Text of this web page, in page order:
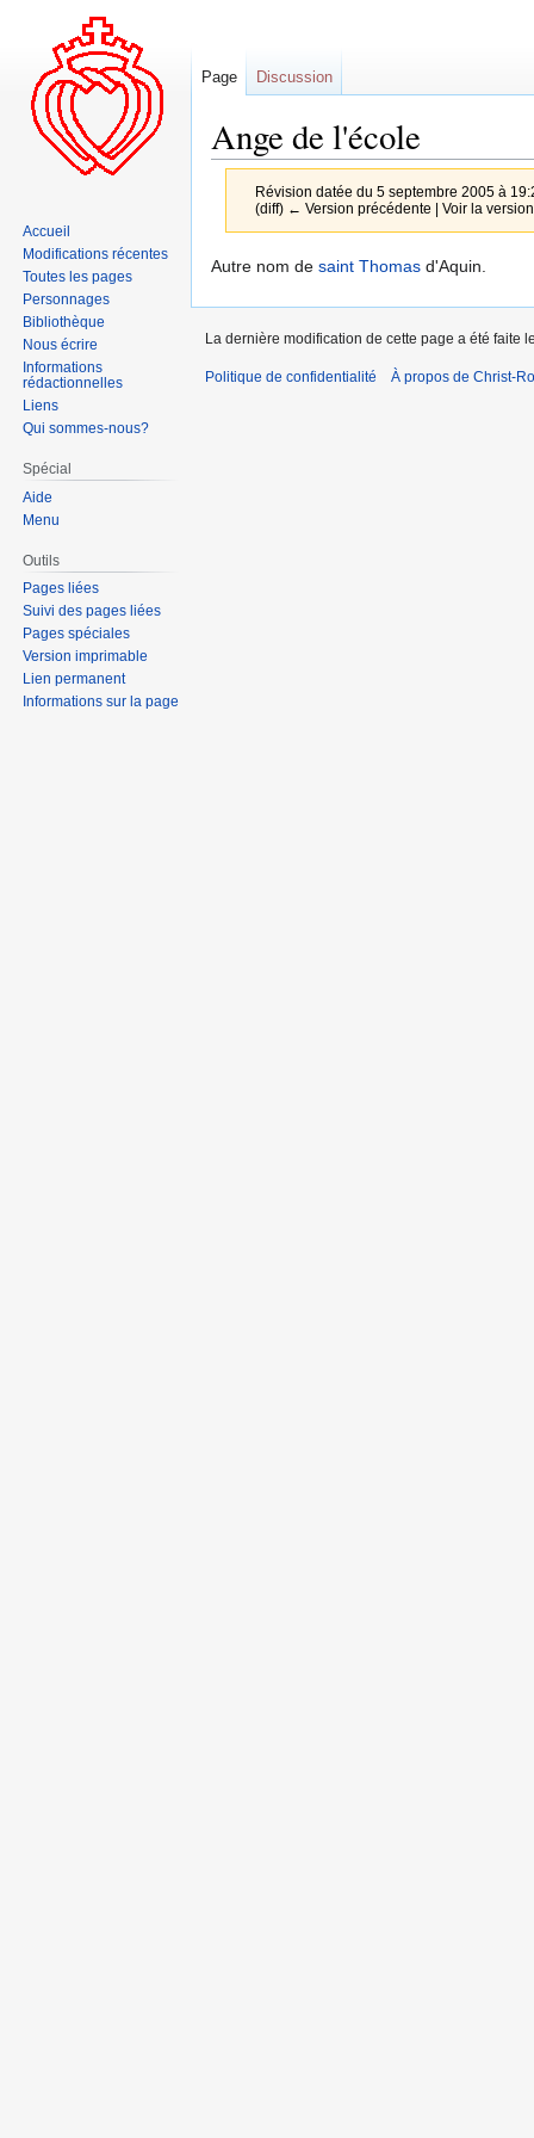
Ange de l'école
Révision datée du 5 septembre 2005 à
(diff) ← Version précédente | Voir la
Aller
navigation
Aller
recherche
Autre nom de saint Thomas d'Aquin.
Page Discussion
Accueil
Modifications récentes
Toutes les pages
Personnages
Bibliothèque
Nous écrire
Informations
rédactionnelles
Liens
Qui sommes-nous?
Spécial
Aide
Menu
Outils
Pages liées
Suivi des pages liées
Pages spéciales
Version imprimable
Lien permanent
Informations sur la page
La dernière modification de cette page a été faite
Politique de confidentialité À propos de Christ-